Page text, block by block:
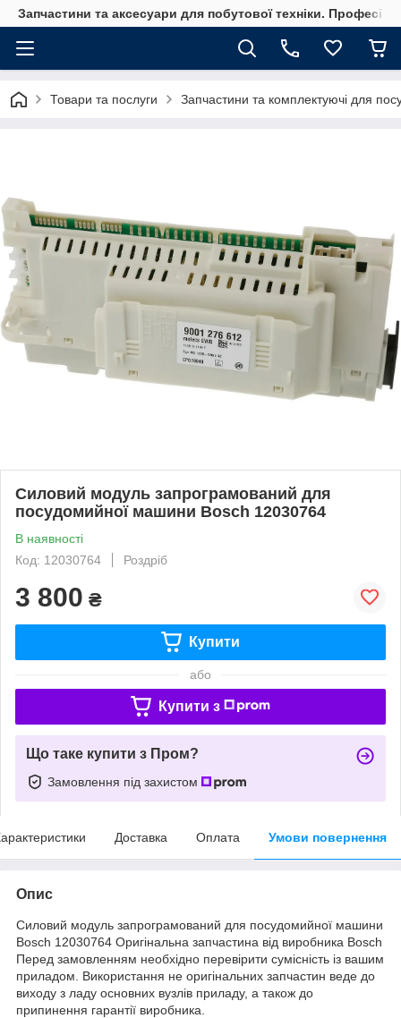
Запчастини та аксесуари для побутової техніки.
Товари та послуги Запчастини та комплектуючі для
Силовий модуль запрограмований для
посудомийної машини Bosch 12030764
В наявності
Код: 12030764
Роздріб
3 800 ₴
Купити
або
Купити з
Що таке купити з Пром?
Замовлення під захистом
Доставка Оплата Умови повернення
Опис
Силовий модуль запрограмований для посудомийної машини
Bosch 12030764 Оригінальна запчастина від виробника Bosch
Перед замовленням необхідно перевірити сумісність із вашим
приладом. Використання не оригінальних запчастин веде до
виходу з ладу основних вузлів приладу, а також до
припинення гарантії виробника.